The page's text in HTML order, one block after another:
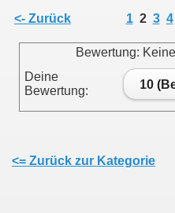
<- Zurück 1 2 3 4
Bewertung:
Deine
Bewertung:
10
<= Zurück zur Kategorie